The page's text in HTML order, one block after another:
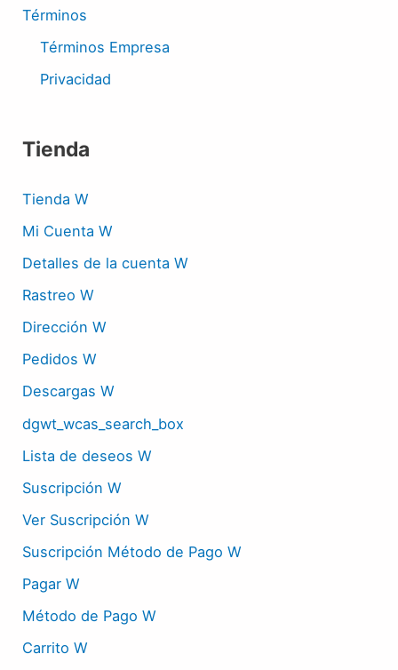
Términos
Términos Empresa
Privacidad
Tienda
Tienda W
Mi Cuenta W
Detalles de la cuenta W
Rastreo W
Dirección W
Pedidos W
Descargas W
dgwt_wcas_search_box
Lista de deseos W
Suscripción W
Ver Suscripción W
Suscripción Método de Pago W
Pagar W
Método de Pago W
Carrito W